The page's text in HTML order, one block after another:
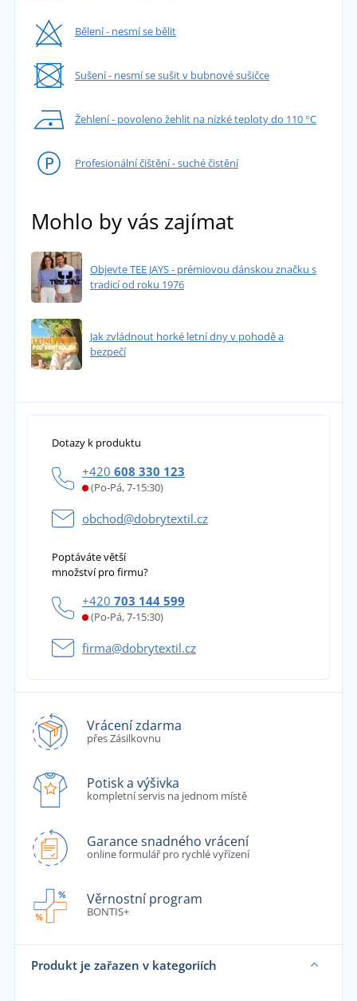
Bělení - nesmí se bělit
Sušení - nesmí se sušit v bubnové sušičce
Žehlení - povoleno žehlit na nízké teploty do 110 °C
Profesionální čištění - suché čistění
Mohlo by vás zajímat
Objevte TEE JAYS - prémiovou dánskou značku s
tradicí od roku 1976
Jak zvládnout horké letní dny v pohodě a
bezpečí
Dotazy k produktu
+420 608 330 123
(Po-Pá, 7-15:30)
obchod@dobrytextil.cz
Poptáváte větší
množství pro firmu?
+420 703 144 599
(Po-Pá, 7-15:30)
firma@dobrytextil.cz
Vrácení zdarma
přes Zásilkovnu
Potisk a výšivka
kompletní servis na jednom místě
Garance snadného vrácení
online formulář pro rychlé vyřízení
Věrnostní program
BONTIS+
Produkt je zařazen v kategoriích